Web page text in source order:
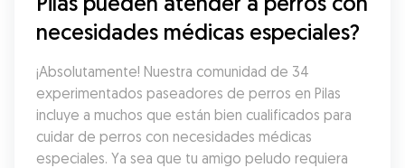
necesidades médicas especiales?
¡Absolutamente! Nuestra comunidad de 34
experimentados paseadores de perros en Pilas
incluye a muchos que están bien cualificados para
cuidar de perros con necesidades médicas
especiales. Ya sea que tu amigo peludo requiera